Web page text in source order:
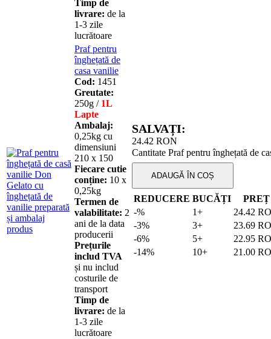
Timp de
livrare: de la
1-3 zile
lucrătoare
Praf pentru
înghețată de
casa vanilie
Cod: 1451
Greutate:
250g / 1L
Lapte
Ambalaj:
0,25kg cu
dimensiuni
210 х 150
Fiecare cutie
conține: 10 х
0,25kg
Termen de
valabilitate: 2
ani de la data
producerii
Prețurile
includ TVA
și nu includ
costurile de
transport
Timp de
livrare: de la
1-3 zile
lucrătoare
SALVAȚI:
24.42 RON
Cantitate Praf pentru înghețată de
ADAUGĂ ÎN COȘ
REDUCERE BUCĂȚI
PREȚ
-%
1+ 24.42
-3%
3+ 23.69
-6%
5+ 22.95
-14%
10+ 21.00